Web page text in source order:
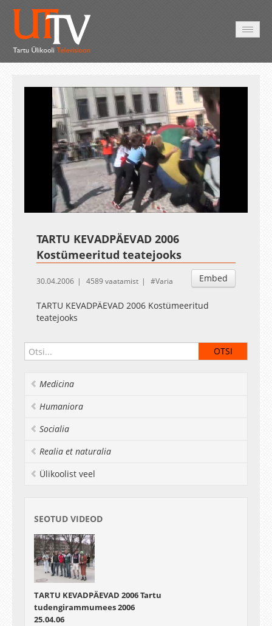
UnmuteLoaded:
2.91%
Esituskiirused
Auto
TARTU KEVADPÄEVAD 2006
Kostümeeritud teatejooks
Embed
30.04.2006 4589 vaatamist Varia
TARTU KEVADPÄEVAD 2006 Kostümeeritud
teatejooks
Medicina
Humaniora
Socialia
Realia et naturalia
Ülikoolist veel
SEOTUD VIDEOD
TARTU KEVADPÄEVAD 2006 Tartu
tudengirammumees 2006
25.04.06